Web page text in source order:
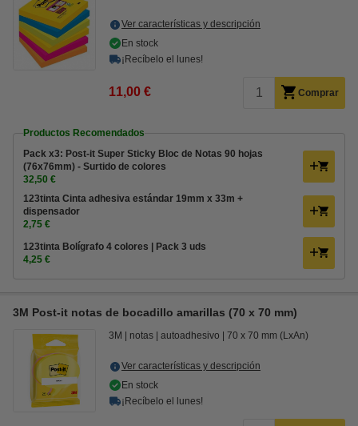
Ver características y descripción
En stock
¡Recíbelo el lunes!
11,00 € Comprar
Productos Recomendados
Pack x3: Post-it Super Sticky Bloc de Notas 90 hojas
(76x76mm) - Surtido de colores
32,50 €
123tinta Cinta adhesiva estándar 19mm x 33m +
dispensador
2,75 €
123tinta Bolígrafo 4 colores | Pack 3 uds
4,25 €
3M Post-it notas de bocadillo amarillas (70 x 70 mm)
3M notas autoadhesivo 70 x 70 mm (LxAn)
Ver características y descripción
En stock
¡Recíbelo el lunes!